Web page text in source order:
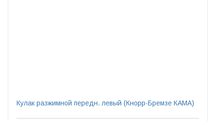
Кулак разжимной передн. левый (Кнорр-Бремзе КАМА)